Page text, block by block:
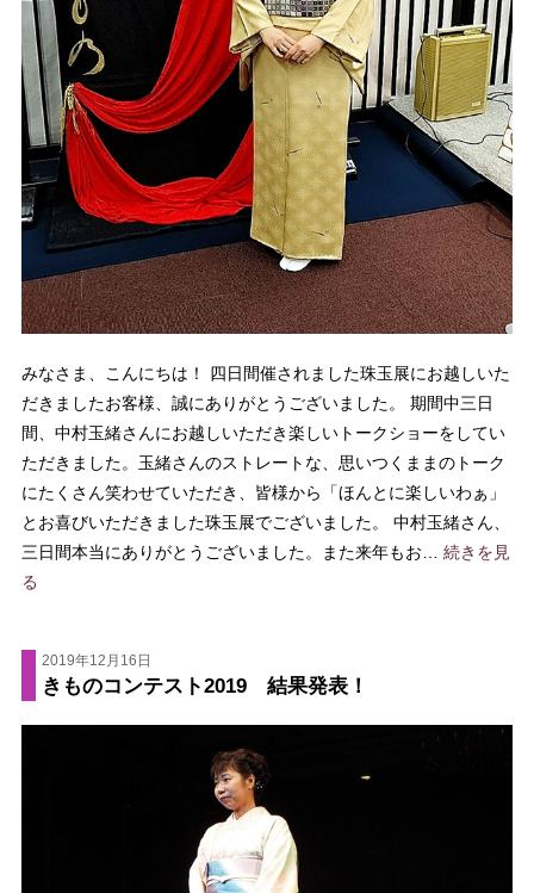
みなさま、こんにちは！ 四日間催されました珠玉展にお越しいた
だきましたお客様、誠にありがとうございました。 期間中三日
間、中村玉緒さんにお越しいただき楽しいトークショーをしてい
ただきました。玉緒さんのストレートな、思いつくままのトーク
にたくさん笑わせていただき、皆様から「ほんとに楽しいわぁ」
とお喜びいただきました珠玉展でございました。 中村玉緒さん、
三日間本当にありがとうございました。また来年もお… 続きを見
る
2019年12月16日
きものコンテスト2019 結果発表！